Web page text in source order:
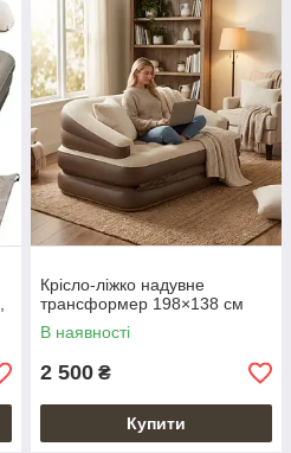
Крісло-ліжко надувне
трансформер 198×138 см
В наявності
2 500 ₴
Купити